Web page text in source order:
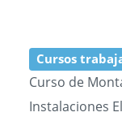
Cursos
Curso de
Instalaciones